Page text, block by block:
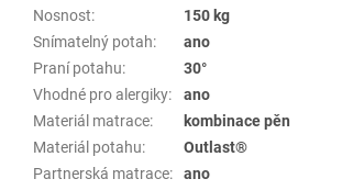
Nosnost:
150 kg
Snímatelný potah:
ano
Praní potahu:
30°
Vhodné pro alergiky:
ano
Materiál matrace:
kombinace pěn
Materiál potahu:
Outlast®
Partnerská matrace:
ano